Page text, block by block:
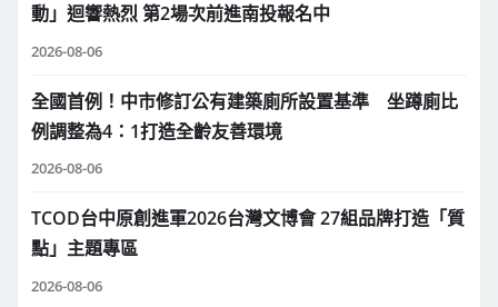
動」迴響熱烈 第2場次前進南投報名中
2026-08-06
全國首例！中市修訂公有建築廁所設置基準 坐蹲廁比
例調整為4：1打造全齡友善環境
2026-08-06
TCOD台中原創進軍2026台灣文博會 27組品牌打造「質
點」主題專區
2026-08-06